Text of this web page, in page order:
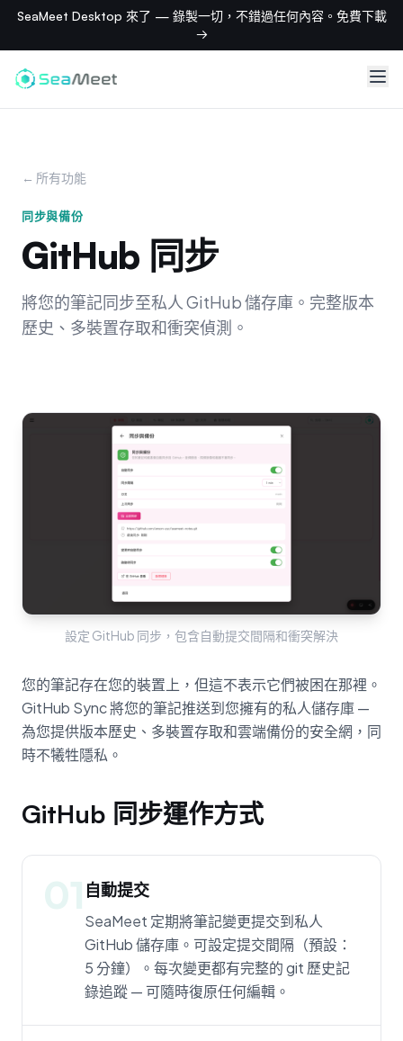
SeaMeet Desktop 來了 — 錄製一切，不錯過任何內容。免費下載
→
← 所有功能
同步與備份
GitHub 同步
將您的筆記同步至私人 GitHub 儲存庫。完整版本
歷史、多裝置存取和衝突偵測。
設定 GitHub 同步，包含自動提交間隔和衝突解決
您的筆記存在您的裝置上，但這不表示它們被困在那裡。
GitHub Sync 將您的筆記推送到您擁有的私人儲存庫 —
為您提供版本歷史、多裝置存取和雲端備份的安全網，同
時不犧牲隱私。
GitHub 同步運作方式
01 自動提交
SeaMeet 定期將筆記變更提交到私人
GitHub 儲存庫。可設定提交間隔（預設：
5 分鐘）。每次變更都有完整的 git 歷史記
錄追蹤 — 可隨時復原任何編輯。